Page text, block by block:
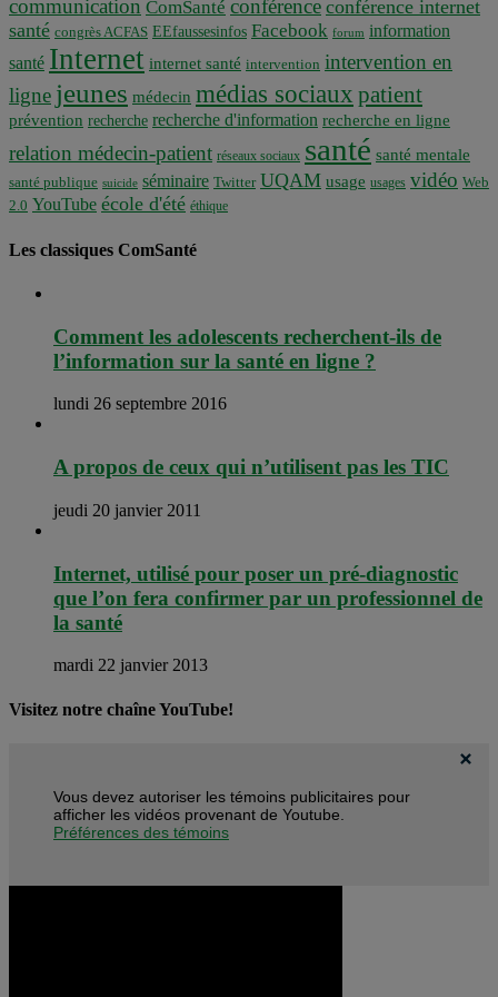
communication ComSanté conférence conférence internet
santé congrès ACFAS EEfaussesinfos Facebook forum information
santé Internet internet santé intervention intervention en
ligne jeunes médecin médias sociaux patient
prévention recherche recherche d'information recherche en ligne
relation médecin-patient réseaux sociaux santé santé mentale
santé publique suicide séminaire Twitter UQAM usage usages vidéo Web
2.0 YouTube école d'été éthique
Les classiques ComSanté
Comment les adolescents recherchent-ils de
l’information sur la santé en ligne ?
lundi 26 septembre 2016
A propos de ceux qui n’utilisent pas les TIC
jeudi 20 janvier 2011
Internet, utilisé pour poser un pré-diagnostic
que l’on fera confirmer par un professionnel de
la santé
mardi 22 janvier 2013
Visitez notre chaîne YouTube!
Vous devez autoriser les témoins publicitaires pour
afficher les vidéos provenant de Youtube.
Préférences des témoins